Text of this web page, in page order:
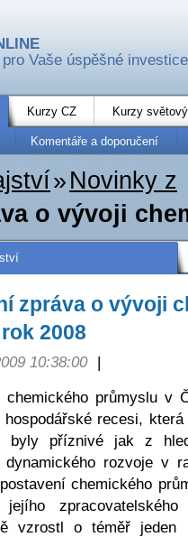
Vaše úspěšné investice
Kurzy CZ Kurzy
Komentáře a doporučení
» Novinky z
o vývoji
zpráva o vývoji
2008
10:38:00 |
chemického průmyslu v
hospodářské recesi,
byly příznivé jak z
dynamického rozvoje v
chemického
jejího
vzrostl o téměř jeden